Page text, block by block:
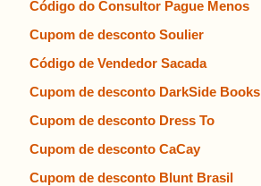
Código do Consultor Pague Menos
Cupom de desconto Soulier
Código de Vendedor Sacada
Cupom de desconto DarkSide Books
Cupom de desconto Dress To
Cupom de desconto CaCay
Cupom de desconto Blunt Brasil